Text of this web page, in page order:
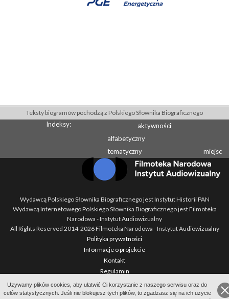
Uzywamy plików cookies, aby ułatwić Ci korzystanie z naszego serwisu oraz do
celów statystycznych. Jeśli nie blokujesz tych plików, to zgadzasz się na ich użycie
Teksty biogramów pochodzą z Polskiego Słownika Biograficznego
Indeksy:
aktywności
alfabetyczny
tematyczny
miejsc
Wydawcą Polskiego Słownika Biograficznego jest Instytut Historii PAN
Wydawcą Internetowego Polskiego Słownika Biograficznego jest Filmoteka
Narodowa - Instytut Audiowizualny
All Rights Reserved 2014-2026Filmoteka Narodowa - Instytut Audiowizualny
Polityka prywatności
Informacje o projekcie
Kontakt
Regulamin
Mapa strony
BIP